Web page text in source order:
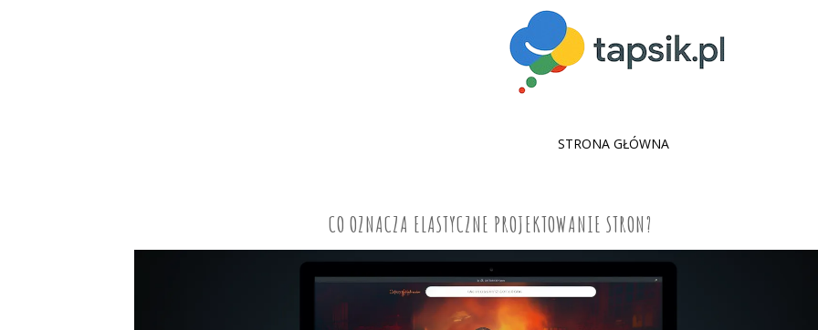
SKIP
STRONA GŁÓWNA
CO OZNACZA ELASTYCZNE PROJEKTOWANIE STRON?